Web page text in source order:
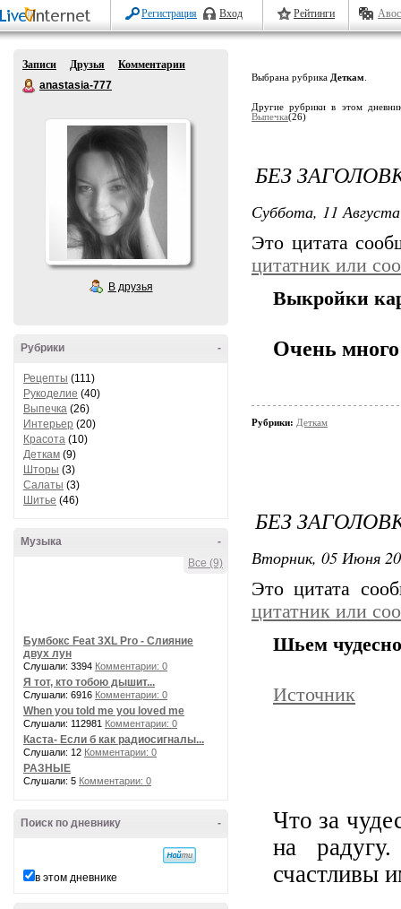
Регистрация Вход Рейтинги
Записи Друзья
Комментарии
anastasia-777
В друзья
-
Рубрики
Рецепты (111)
Рукоделие (40)
Выпечка (26)
Интерьер (20)
Красота (10)
Деткам (9)
Шторы (3)
Салаты (3)
Шитье (46)
-
Музыка
Все (9)
Бумбокс Feat 3XL Pro - Слияние
двух лун
Слушали: 3394 Комментарии: 0
Я тот, кто тобою дышит...
Слушали: 6916 Комментарии: 0
When you told me you loved me
Слушали: 112981 Комментарии: 0
Каста- Если б как радиосигналы...
Слушали: 12 Комментарии: 0
РАЗНЫЕ
Слушали: 5 Комментарии: 0
-
Поиск по дневнику
в этом дневнике
Выбрана рубрика Деткам
Другие рубрики в этом
Выпечка(26)
БЕЗ
Суббота, 11
Это цитата
цитатник или
Выкройки
Очень
Рубрики: Деткам
БЕЗ
Вторник, 05 Июня
Это цитата
цитатник или
Шьем
Источник
Что за
на
счастливы